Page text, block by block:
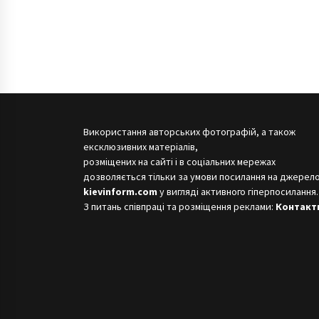
Використання авторських фотографій, а також
ексклюзивних матеріалів,
розміщених на сайті і в соціальних мережах
дозволяється тільки за умови посилання на
kievinform.com у вигляді активного гіперпосилання.
З питань співпраці та розміщення реклами: